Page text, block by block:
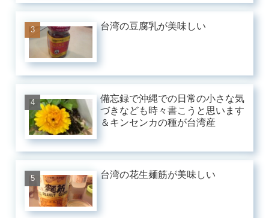
台湾の豆腐乳が美味しい
備忘録で沖縄での日常の小さな気
づきなども時々書こうと思います
＆キンセンカの種が台湾産
台湾の花生麺筋が美味しい